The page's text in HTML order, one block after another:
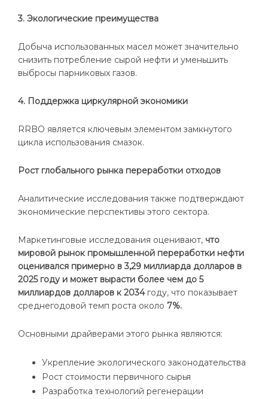
3. Экологические преимущества
Добыча использованных масел может значительно
снизить потребление сырой нефти и уменьшить
выбросы парниковых газов.
4. Поддержка циркулярной экономики
RRBO является ключевым элементом замкнутого
цикла использования смазок.
Рост глобального рынка переработки отходов
Аналитические исследования также подтверждают
экономические перспективы этого сектора.
Маркетинговые исследования оценивают, что
мировой рынок промышленной переработки нефти
оценивался примерно в 3,29 миллиарда долларов в
2025 году и может вырасти более чем до 5
миллиардов долларов к 2034году, что показывает
среднегодовой темп роста около 7%.
Основными драйверами этого рынка являются:
Укрепление экологического законодательства
Рост стоимости первичного сырья
Разработка технологий регенерации